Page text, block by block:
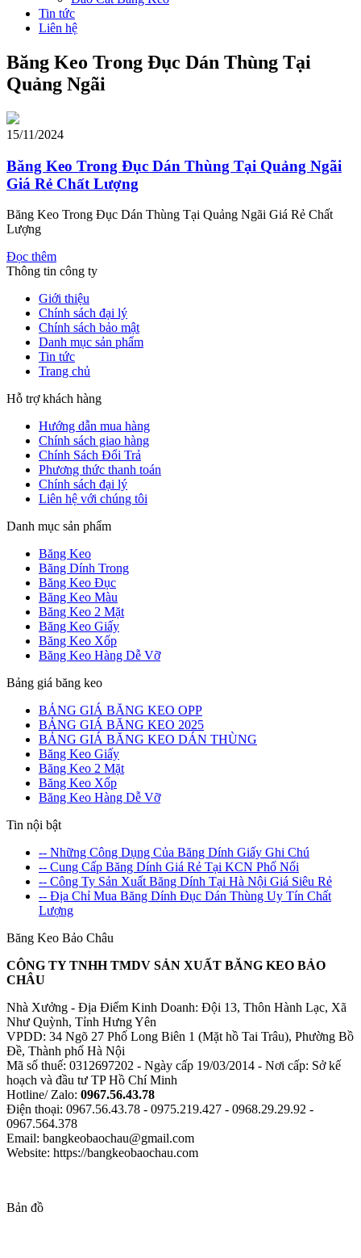
Tin tức
Liên hệ
Băng Keo Trong Đục Dán Thùng Tại
Quảng Ngãi
15/11/2024
Băng Keo Trong Đục Dán Thùng Tại Quảng Ngãi
Giá Rẻ Chất Lượng
Băng Keo Trong Đục Dán Thùng Tại Quảng Ngãi Giá Rẻ Chất
Lượng
Đọc thêm
Thông tin công ty
Giới thiệu
Chính sách đại lý
Chính sách bảo mật
Danh mục sản phẩm
Tin tức
Trang chủ
Hỗ trợ khách hàng
Hướng dẫn mua hàng
Chính sách giao hàng
Chính Sách Đổi Trả
Phương thức thanh toán
Chính sách đại lý
Liên hệ với chúng tôi
Danh mục sản phẩm
Băng Keo
Băng Dính Trong
Băng Keo Đục
Băng Keo Màu
Băng Keo 2 Mặt
Băng Keo Giấy
Băng Keo Xốp
Băng Keo Hàng Dễ Vỡ
Bảng giá băng keo
BẢNG GIÁ BĂNG KEO OPP
BẢNG GIÁ BĂNG KEO 2025
BẢNG GIÁ BĂNG KEO DÁN THÙNG
Băng Keo Giấy
Băng Keo 2 Mặt
Băng Keo Xốp
Băng Keo Hàng Dễ Vỡ
Tin nội bật
-- Những Công Dụng Của Băng Dính Giấy Ghi Chú
-- Cung Cấp Băng Dính Giá Rẻ Tại KCN Phố Nối
-- Công Ty Sản Xuất Băng Dính Tại Hà Nội Giá Siêu Rẻ
-- Địa Chỉ Mua Băng Dính Đục Dán Thùng Uy Tín Chất
Lượng
Băng Keo Bảo Châu
CÔNG TY TNHH TMDV SẢN XUẤT BĂNG KEO BẢO
CHÂU
Nhà Xưởng - Địa Điểm Kinh Doanh: Đội 13, Thôn Hành Lạc, Xã
Như Quỳnh, Tỉnh Hưng Yên
VPDD: 34 Ngõ 27 Phố Long Biên 1 (Mặt hồ Tai Trâu), Phường Bồ
Đề, Thành phố Hà Nội
Mã số thuế: 0312697202 - Ngày cấp 19/03/2014 - Nơi cấp: Sở kế
hoạch và đầu tư TP Hồ Chí Minh
Hotline/ Zalo: 0967.56.43.78
Điện thoại: 0967.56.43.78 - 0975.219.427 - 0968.29.29.92 -
0967.564.378
Email: bangkeobaochau@gmail.com
Website: https://bangkeobaochau.com
Bản đồ